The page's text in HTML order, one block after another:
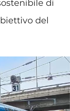
di
del